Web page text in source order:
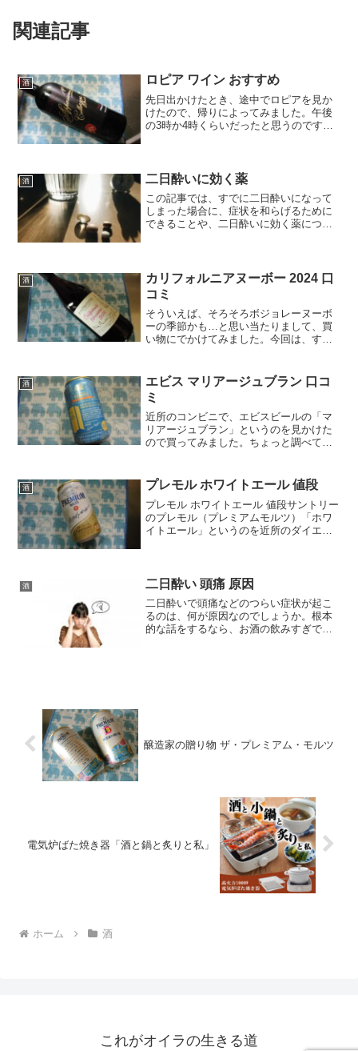
関連記事
酒 ロピア ワイン おすすめ
先日出かけたとき、途中でロピアを見か
けたので、帰りによってみました。午後
の3時か4時くらいだったと思うのです
は、さすがに大量すぎるも...
酒 二日酔いに効く薬
この記事では、すでに二日酔いになって
しまった場合に、症状を和らげるために
できることや、二日酔いに効く薬につい
ていても、二日酔いになっ...
酒
カリフォルニアヌーボー 2024 口
コミ
そういえば、そろそろボジョレーヌーボ
ーの季節かも…と思い当たりまして、買
い物にでかけてみました。今回は、すこ
っているし、冬物の服も見たいからちょ
うどいいかなと。でも、た...
酒
エビス マリアージュブラン 口コ
ミ
近所のコンビニで、エビスビールの「マ
リアージュブラン」というのを見かけた
ので買ってみました。ちょっと調べてみ
第８弾みたいですね。なんでも、一流ホ
テルの料理人と開発したの...
酒 プレモル ホワイトエール 値段
プレモル ホワイトエール 値段サントリー
のプレモル（プレミアムモルツ）「ホワ
イトエール」というのを近所のダイエー
て公式で調べてみ...
酒 二日酔い 頭痛 原因
二日酔いで頭痛などのつらい症状が起こ
るのは、何が原因なのでしょうか。根本
的な話をするなら、お酒の飲みすぎです
醸造家の贈り物 ザ・プレミアム・モルツ
電気炉ばた焼き器「酒と鍋と炙りと私」
ホーム 酒
これがオイラの生きる道